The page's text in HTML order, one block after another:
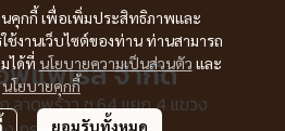
นคุกกี้ เพื่อเพิ่มประสิทธิภาพและ
งานเว็บไซต์ของท่าน ท่านสามารถ
ได้ที่ นโยบายความเป็นส่วนตัว และ
นโยบายคุกกี้
ยอมรับทั้งหมด
พแพเรล จำกัด
.ลาดพร้าว ซ.64 แยก 4 แขวง